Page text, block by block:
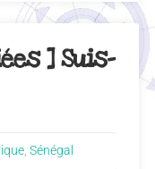
] Suis-
, Sénégal